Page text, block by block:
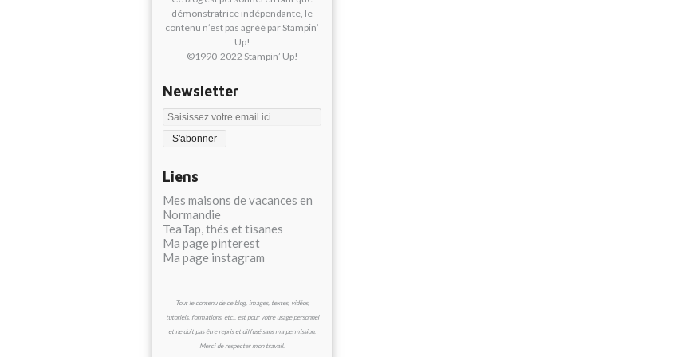
démonstratrice indépendante, le
contenu n’est pas agréé par Stampin’
Up!
©1990-2022 Stampin’ Up!
Newsletter
Liens
Mes maisons de vacances en
Normandie
TeaTap, thés et tisanes
Ma page pinterest
Ma page instagram
Tout le contenu de ce blog, images, textes, vidéos,
tutoriels, formations, etc., est pour votre usage personnel
et ne doit pas être repris et diffusé sans ma permission.
Merci de respecter mon travail.